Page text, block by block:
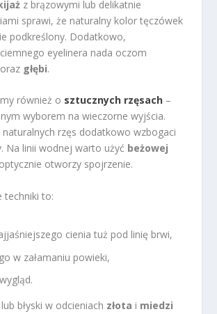
z brązowymi lub delikatnie
sprawi, że naturalny kolor tęczówek
podkreślony. Dodatkowo,
eyelinera nada oczom
oraz głębi.
również o sztucznych rzęsach –
wyborem na wieczorne wyjścia.
rzęs dodatkowo wzbogaci
Na linii wodnej warto użyć beżowej
otworzy spojrzenie.
techniki to:
cienia tuż pod linię brwi,
w załamaniu powieki,
lub błyski w odcieniach złota i miedzi